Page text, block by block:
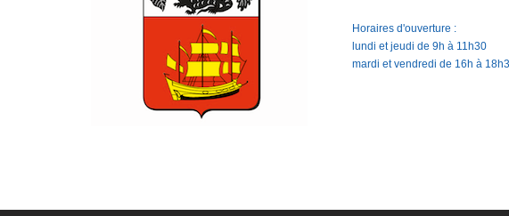
Horaires d'ouverture :
lundi et jeudi de 9h à 11h30
mardi et vendredi de 16h à